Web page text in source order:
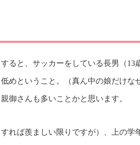
ると、サッカーをしている長男（13
めということ。（真ん中の娘だけな
御さんも多いことかと思います。
れば羨ましい限りですが）、上の学